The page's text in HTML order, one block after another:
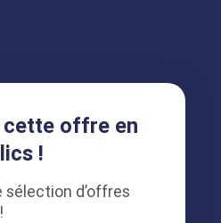
cette offre en
!
d’offres